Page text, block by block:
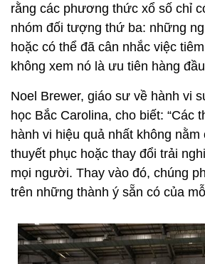
rằng các phương thức xổ số chỉ
nhóm đối tượng thứ ba: những
hoặc có thể đã cân nhắc việc
không xem nó là ưu tiên hàng
Noel Brewer, giáo sư về hành vi
học Bắc Carolina, cho biết: “Các
hành vi hiệu quả nhất không
thuyết phục hoặc thay đổi trải
mọi người. Thay vào đó, chúng
trên những thành ý sẵn có của